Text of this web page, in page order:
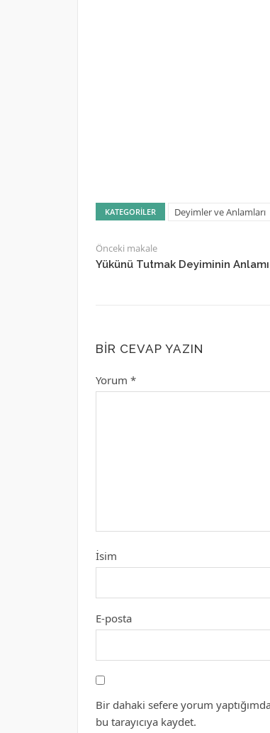
KATEGORILER Deyimler ve Anlamları
Önceki makale
Yükünü Tutmak Deyiminin
BIR CEVAP YAZIN
Yorum *
İsim
E-posta
Bir dahaki sefere yorum
bu tarayıcıya kaydet.